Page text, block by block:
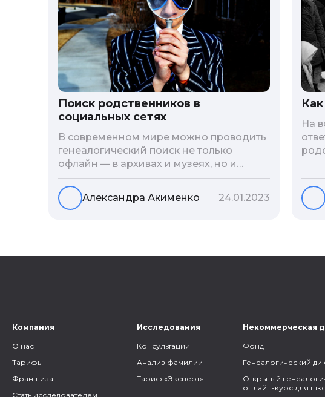
Поиск родственников в
социальных сетях
В современном мире можно проводить
генеалогический поиск не только
офлайн — в архивах и музеях, но и
воспользоваться интернетом. Сегодня
мы расскажем вам как и в каких
социальных сетях можно провести
то, как грамотно построить с ними
Александра Акименко 24.01.2023
На
вас
Компания
О нас
Тарифы
Франшиза
Стать исследователем
Исследования
Консультации
Анализ фамилии
Тариф «Эксперт»
Некоммерческая
Фонд
Генеалогический
Открытый
онлайн-курс для